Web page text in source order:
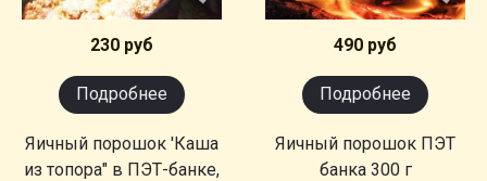
230 руб
Подробнее
Яичный порошок 'Каша
из топора" в ПЭТ-банке,
490 руб
Подробнее
Яичный порошок ПЭТ
банка 300 г